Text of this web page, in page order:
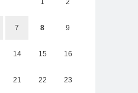
1 2
7 8 9
14 15 16
21 22 23